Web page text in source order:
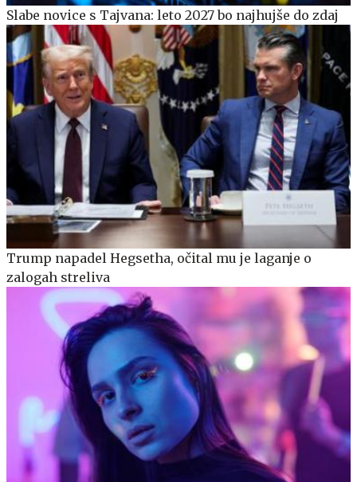
Slabe novice s Tajvana: leto 2027 bo najhujše do zdaj
Trump napadel Hegsetha, očital mu je laganje o
zalogah streliva